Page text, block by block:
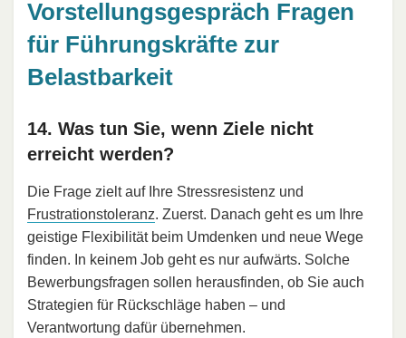
Vorstellungsgespräch Fragen
für Führungskräfte zur
Belastbarkeit
14. Was tun Sie, wenn Ziele nicht
erreicht werden?
Die Frage zielt auf Ihre Stressresistenz und
Frustrationstoleranz. Zuerst. Danach geht es um Ihre
geistige Flexibilität beim Umdenken und neue Wege
finden. In keinem Job geht es nur aufwärts. Solche
Bewerbungsfragen sollen herausfinden, ob Sie auch
Strategien für Rückschläge haben – und
Verantwortung dafür übernehmen.